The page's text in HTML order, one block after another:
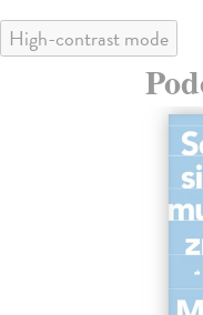
High-contrast mode